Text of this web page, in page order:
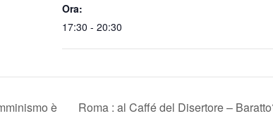
Ora:
17:30 - 20:30
è
Roma : al Caffé del Disertore –